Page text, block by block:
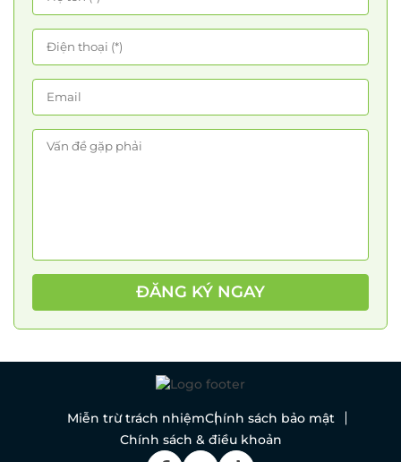
ĐĂNG KÝ NGAY
Miễn trừ trách nhiệmChính sách bảo mật
Chính sách & điều khoản